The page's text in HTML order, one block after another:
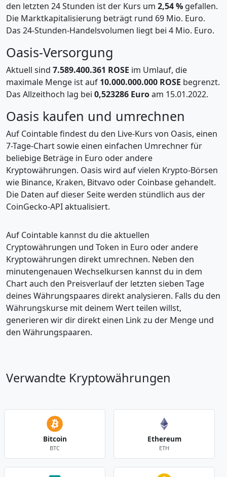
den letzten 24 Stunden ist der Kurs um 2,54 % gefallen.
Die Marktkapitalisierung beträgt rund 69 Mio. Euro.
Das 24-Stunden-Handelsvolumen liegt bei 4 Mio. Euro.
Oasis-Versorgung
Aktuell sind 7.589.400.361 ROSE im Umlauf, die
maximale Menge ist auf 10.000.000.000 ROSE begrenzt.
Das Allzeithoch lag bei 0,523286 Euroam 15.01.2022.
Oasis kaufen und umrechnen
Auf Cointable findest du den Live-Kurs von Oasis, einen
7-Tage-Chart sowie einen einfachen Umrechner für
beliebige Beträge in Euro oder andere
Kryptowährungen. Oasis wird auf vielen Krypto-Börsen
wie Binance, Kraken, Bitvavo oder Coinbase gehandelt.
Die Daten auf dieser Seite werden stündlich aus der
CoinGecko-API aktualisiert.
Auf Cointable kannst du die aktuellen
Cryptowährungen und Token in Euro oder andere
Kryptowährungen direkt umrechnen. Neben den
minutengenauen Wechselkursen kannst du in dem
Chart auch den Preisverlauf der letzten sieben Tage
deines Währungspaares direkt analysieren. Falls du den
Währungskurse mit deinem Wert teilen willst,
generieren wir dir direkt einen Link zu der Menge und
den Währungspaaren.
Verwandte Kryptowährungen
Bitcoin
BTC
Ethereum
ETH